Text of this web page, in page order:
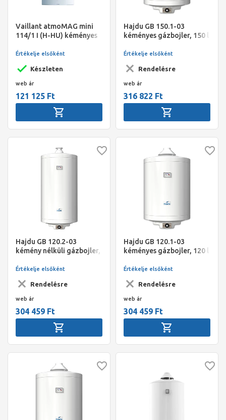
Vaillant atmoMAG mini
114/1 I (H-HU) kéményes
Készleten
Értékelje elsőként
web ár
121 125 Ft
Hajdu GB 150.1-03
kéményes gázbojler, 150 l
Rendelésre
Értékelje elsőként
web ár
316 822 Ft
Hajdu GB 120.2-03
kémény nélküli gázbojler,
Rendelésre
Értékelje elsőként
web ár
304 459 Ft
Hajdu GB 120.1-03
kéményes gázbojler, 120 l
Rendelésre
Értékelje elsőként
web ár
304 459 Ft